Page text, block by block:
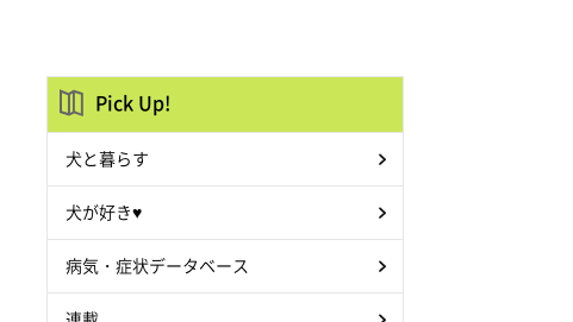
Pick Up!
犬と暮らす
犬が好き♥
病気・症状データベース